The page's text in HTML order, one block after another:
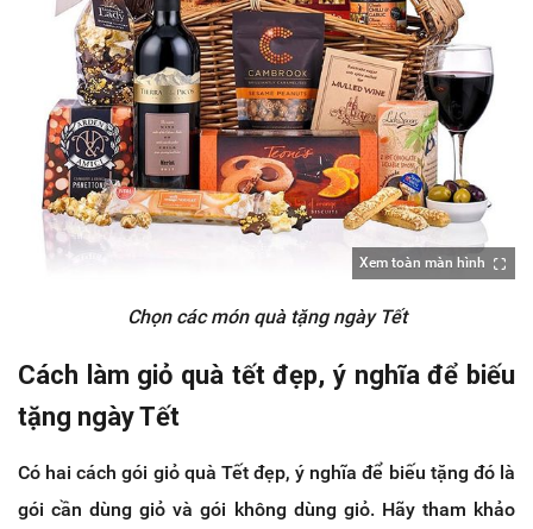
Xem toàn màn hình
Chọn các món quà tặng ngày Tết
Cách làm giỏ quà tết đẹp, ý nghĩa để biếu
tặng ngày Tết
Có hai cách gói giỏ quà Tết đẹp, ý nghĩa để biếu tặng đó là
gói cần dùng giỏ và gói không dùng giỏ. Hãy tham khảo